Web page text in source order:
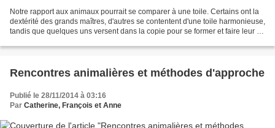
Notre rapport aux animaux pourrait se comparer à une toile. Certains ont la
dextérité des grands maîtres, d'autres se contentent d'une toile harmonieuse,
tandis que quelques uns versent dans la copie pour se former et faire leur «
Rencontres animalières et méthodes d'approche
Publié le 28/11/2014 à 03:16
Par Catherine, François et Anne